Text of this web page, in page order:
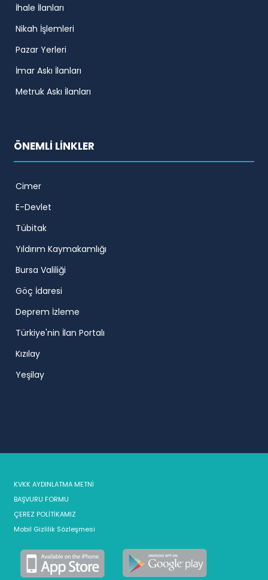
İhale İlanları
Nikah İşlemleri
Pazar Yerleri
İmar Askı İlanları
Metruk Askı İlanları
ÖNEMLİ LİNKLER
Cimer
E-Devlet
Tübitak
Yıldırım Kaymakamlığı
Bursa Valiliği
Göç İdaresi
Deprem İzleme
Türkiye'nin İlan Portalı
Kızılay
Yeşilay
KVKK AYDINLATMA METNİ
BAŞVURU FORMU
ÇEREZ POLİTİKAMIZ
Mobil Gizlilik Sözleşmesi